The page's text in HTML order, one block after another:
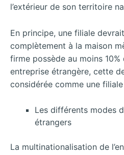
l’extérieur de son territoire
En principe, une filiale
complètement à la maison
firme possède au moins 10%
entreprise étrangère, cette
considérée comme une
Les différents modes
étrangers
La multinationalisation de